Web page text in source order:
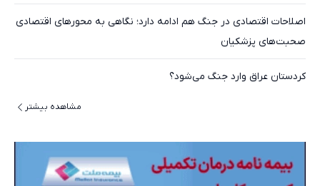
اصلاحات اقتصادی در جنگ هم ادامه دارد؛ نگاهی به محورهای اقتصادی
صحبت‌های پزشکیان
کردستان عراق وارد جنگ می‌شود؟
مشاهده بیشتر